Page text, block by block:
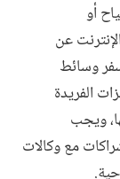
أو
عن
وسائط
الفريدة
ويجب
مع وكالات